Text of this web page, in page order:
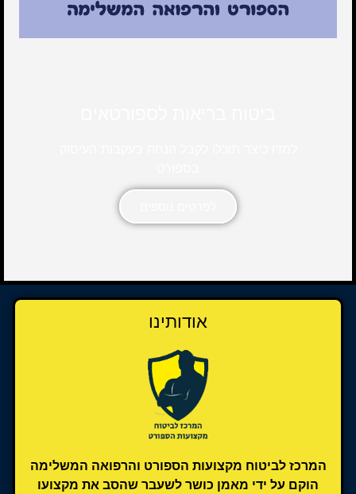
אודותינו
המרכז לביטוח מקצועות הספורט והרפואה המשלימה
הוקם על ידי מאמן כושר לשעבר שהסב את מקצועו